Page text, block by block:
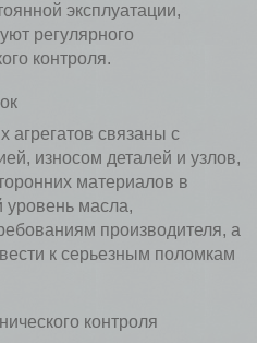
эксплуатации,
регулярного
контроля.
агрегатов связаны с
износом деталей и узлов,
материалов в
масла,
производителя, а
к серьезным поломкам
контроля